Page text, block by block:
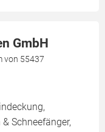
GmbH
von 55437
Schneefänger,